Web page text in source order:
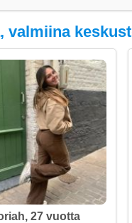
valmiina
27 vuotta